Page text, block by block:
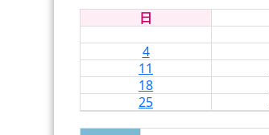
日
4
11
18
25